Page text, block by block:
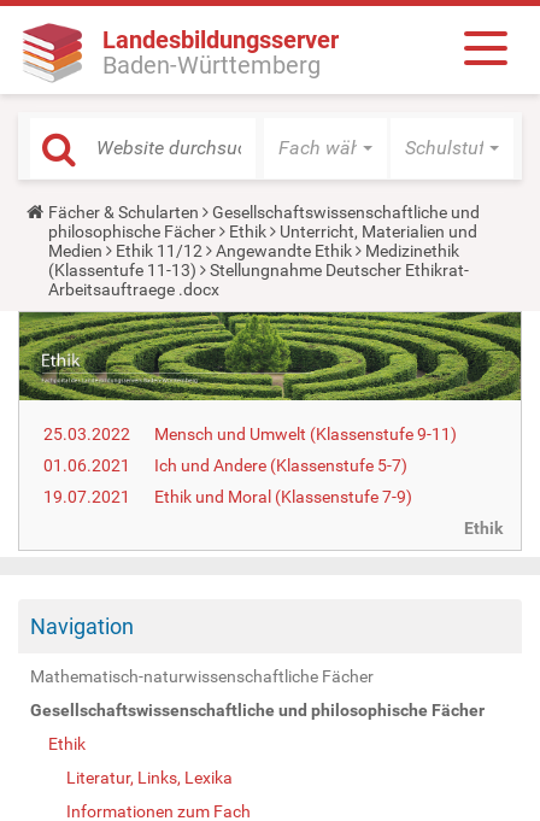
Landesbildungsserver
Baden-Württemberg
Fach wählen Schulstufe
Y
o
u
a
r
e
h
e
r
e
:
Fächer & Schularten
Gesellschaftswissenschaftliche und
philosophische Fächer
Ethik
Unterricht, Materialien und
Medien
Ethik 11/12 Angewandte Ethik
Medizinethik
(Klassentufe 11-13)
Stellungnahme Deutscher Ethikrat-
Arbeitsauftraege .docx
25.03.2022
Mensch und Umwelt (Klassenstufe 9-11)
01.06.2021
Ich und Andere (Klassenstufe 5-7)
19.07.2021
Ethik und Moral (Klassenstufe 7-9)
Ethik
Navigation
Mathematisch-naturwissenschaftliche Fächer
Gesellschaftswissenschaftliche und philosophische Fächer
Ethik
Literatur, Links, Lexika
Informationen zum Fach